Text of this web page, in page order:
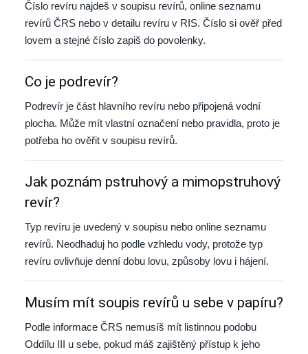
Číslo revíru najdeš v soupisu revírů, online seznamu
revírů ČRS nebo v detailu revíru v RIS. Číslo si ověř před
lovem a stejné číslo zapiš do povolenky.
Co je podrevír?
Podrevír je část hlavního revíru nebo připojená vodní
plocha. Může mít vlastní označení nebo pravidla, proto je
potřeba ho ověřit v soupisu revírů.
Jak poznám pstruhový a mimopstruhový
revír?
Typ revíru je uvedený v soupisu nebo online seznamu
revírů. Neodhaduj ho podle vzhledu vody, protože typ
revíru ovlivňuje denní dobu lovu, způsoby lovu i hájení.
Musím mít soupis revírů u sebe v papíru?
Podle informace ČRS nemusíš mít listinnou podobu
Oddílu III u sebe, pokud máš zajištěný přístup k jeho